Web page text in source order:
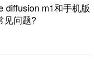
diffusion m1和手机版
见问题?